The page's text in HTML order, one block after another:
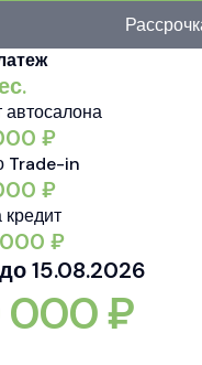
автосалона
₽
Trade-in
₽
кредит
₽
15.08.2026
000₽